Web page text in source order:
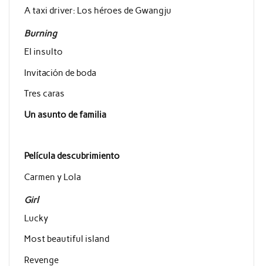
A taxi driver: Los héroes de Gwangju
Burning
El insulto
Invitación de boda
Tres caras
Un asunto de familia
Película descubrimiento
Carmen y Lola
Girl
Lucky
Most beautiful island
Revenge